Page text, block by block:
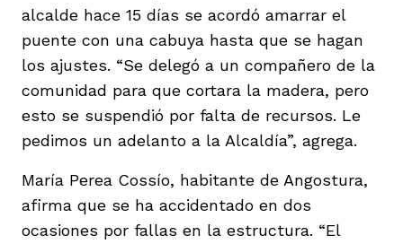
alcalde hace 15 días se acordó amarrar el
puente con una cabuya hasta que se hagan
los ajustes. “Se delegó a un compañero de la
comunidad para que cortara la madera, pero
esto se suspendió por falta de recursos. Le
pedimos un adelanto a la Alcaldía”, agrega.
María Perea Cossío, habitante de Angostura,
afirma que se ha accidentado en dos
ocasiones por fallas en la estructura. “El